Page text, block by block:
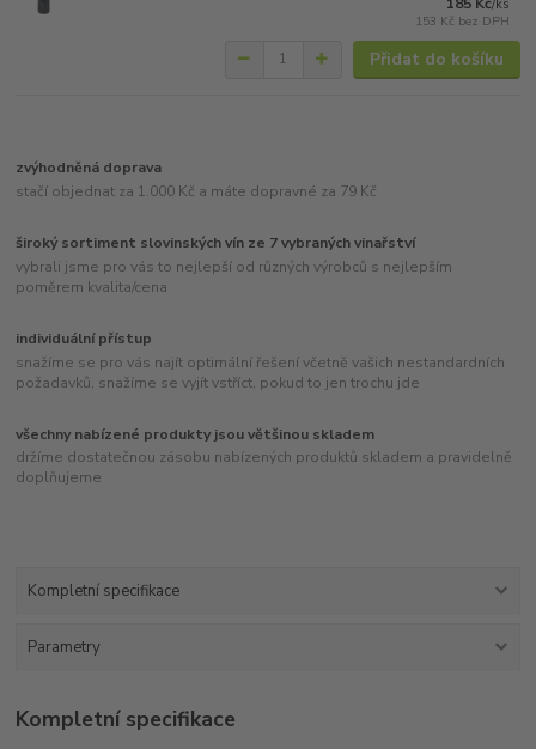
/ks
153 Kč bez DPH
Přidat do košíku
zvýhodněná doprava
stačí objednat za 1.000 Kč a máte dopravné za 79 Kč
široký sortiment slovinských vín ze 7 vybraných vinařství
vybrali jsme pro vás to nejlepší od různých výrobců s nejlepším
poměrem kvalita/cena
individuální přístup
snažíme se pro vás najít optimální řešení včetně vašich nestandardních
požadavků, snažíme se vyjít vstříct, pokud to jen trochu jde
všechny nabízené produkty jsou většinou skladem
držíme dostatečnou zásobu nabízených produktů skladem a pravidelně
doplňujeme
Kompletní specifikace
Parametry
Kompletní specifikace